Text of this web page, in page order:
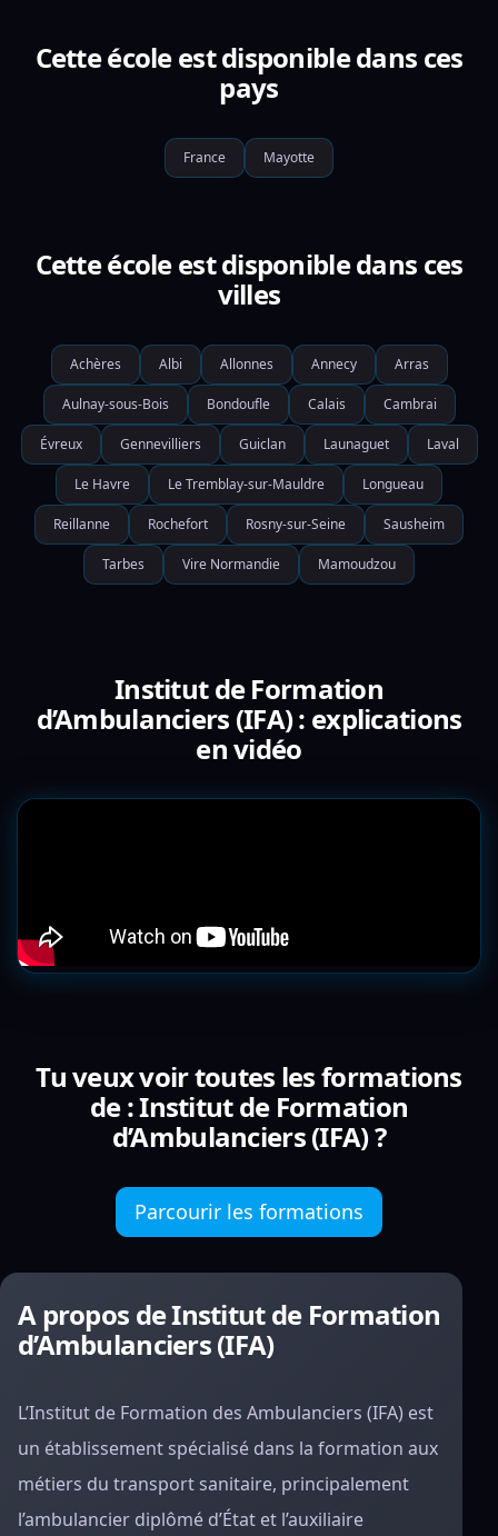
Cette école est disponible dans ces
pays
France Mayotte
Cette école est disponible dans ces
villes
Achères Albi Allonnes Annecy Arras
Aulnay-sous-Bois Bondoufle Calais Cambrai
Évreux Gennevilliers Guiclan Launaguet Laval
Le Havre Le Tremblay-sur-Mauldre Longueau
Reillanne Rochefort Rosny-sur-Seine Sausheim
Tarbes Vire Normandie Mamoudzou
Institut de Formation
d’Ambulanciers (IFA) : explications
en vidéo
Tu veux voir toutes les formations
de : Institut de Formation
d’Ambulanciers (IFA) ?
Parcourir les formations
A propos de Institut de Formation
d’Ambulanciers (IFA)
L’Institut de Formation des Ambulanciers (IFA) est
un établissement spécialisé dans la formation aux
métiers du transport sanitaire, principalement
l’ambulancier diplômé d’État et l’auxiliaire